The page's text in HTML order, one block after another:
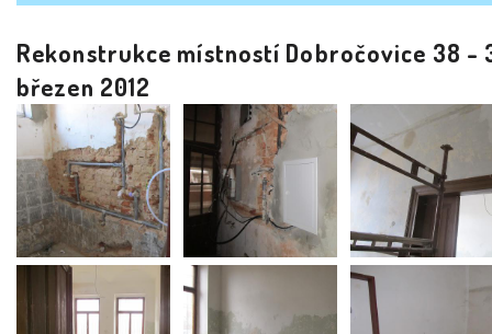
Rekonstrukce místností Dobročovice 38 -
březen 2012